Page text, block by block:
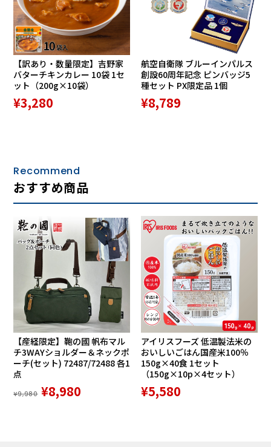
す。
一般的に麻といえば「ごわごわ」、「シャリシャリ」とした
固そうなイメージを持たれる方も多いかもしれませんが、リ
ネンはソフトでしなやかな風合いで毛羽立ちが少ないのが特
長です。
本品にはフランス製の上質なリネンを使用し、その固いイメ
ージを違った滑らかで心地の良い肌ざわりに作り上げていま
す。
汗をたくさんかく季節には、それを吸収する寝具の汚れが気
になりますよね。
本製品は、ご家庭での洗濯が可能です。
しかも放湿性が高いため、比較的早く乾きます。
また天然繊維の中でも麻は丈夫な素材で長持ちするのはもち
ろんですが、洗濯を繰り返すほどやわらかくなり、サラッと
しても“ふわふわ”な独特の触感に育っていきます。
洗うほど柔らかくなる麻寝具の風合い。ぜひ、育てるように
楽しんでみてください。
洗えるを実現した清潔で快適な「麻わた」
【訳あり・数量限定】吉野家
バターチキンカレー 10袋 1セ
ット（200g×10袋）
¥3,280
航空自衛隊 ブルーインパルス
創設60周年記念 ピンバッジ5
種セット PX限定品 1個
¥8,789
Recommend
おすすめ商品
【産経限定】鞄の國 帆布マル
チ3WAYショルダー＆ネックポ
ーチ(セット) 72487/72488 各1
点
¥9,980 ¥8,980
アイリスフーズ 低温製法米の
おいしいごはん国産米100％
150g×40食 1セット
（150g×10p×4セット）
¥5,580